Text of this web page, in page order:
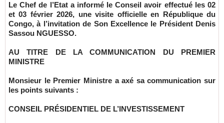
Le Chef de l’Etat a informé le Conseil avoir effectué les 02
et 03 février 2026, une visite officielle en République du
Congo, à l’invitation de Son Excellence le Président Denis
Sassou NGUESSO.
AU TITRE DE LA COMMUNICATION DU PREMIER
MINISTRE
Monsieur le Premier Ministre a axé sa communication sur
les points suivants :
CONSEIL PRÉSIDENTIEL DE L’INVESTISSEMENT